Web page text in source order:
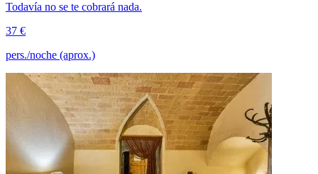
Todavía no se te cobrará nada.
37 €
pers./noche (aprox.)